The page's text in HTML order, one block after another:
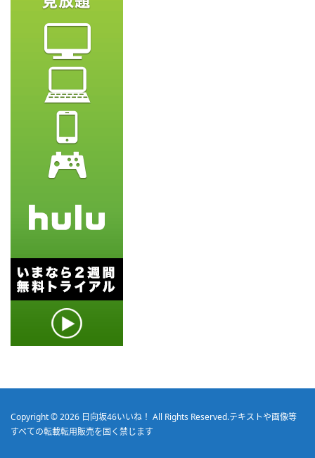
Copyright © 2026 日向坂46いいね！ All Rights Reserved.テキストや画像等
すべての転載転用販売を固く禁じます